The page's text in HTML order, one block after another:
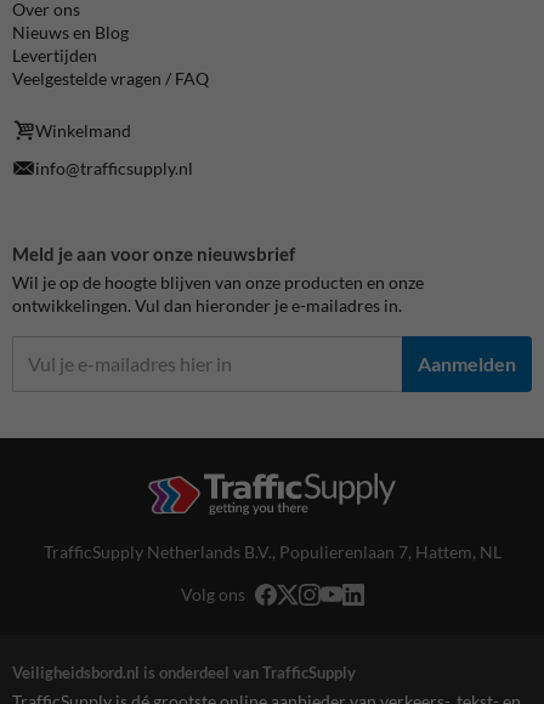
Over ons
Nieuws en Blog
Levertijden
Veelgestelde vragen / FAQ
Winkelmand
info@trafficsupply.nl
Meld je aan voor onze nieuwsbrief
Wil je op de hoogte blijven van onze producten en onze
ontwikkelingen. Vul dan hieronder je e-mailadres in.
Aanmelden
TrafficSupply Netherlands B.V., Populierenlaan 7, Hattem, NL
Volg ons
Veiligheidsbord.nl is onderdeel van TrafficSupply